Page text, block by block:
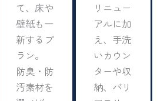
て、床や
壁紙も一
新するプ
ラン。
防臭・防
汚素材を
リニュー
アルに加
え、手洗
いカウン
ターや収
納、バリ